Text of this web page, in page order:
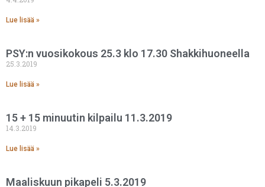
Lue lisää »
PSY:n vuosikokous 25.3 klo 17.30 Shakkihuoneella
25.3.2019
Lue lisää »
15 + 15 minuutin kilpailu 11.3.2019
14.3.2019
Lue lisää »
Maaliskuun pikapeli 5.3.2019